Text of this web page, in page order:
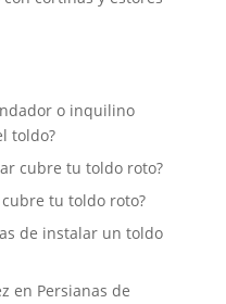
o inquilino
toldo?
cubre tu toldo roto?
tu toldo roto?
de instalar un toldo
en Persianas de